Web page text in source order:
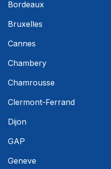
Bordeaux
Bruxelles
Cannes
Chambery
Chamrousse
Clermont-Ferrand
Dijon
GAP
Geneve